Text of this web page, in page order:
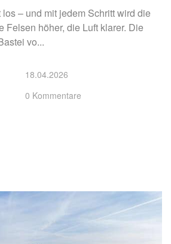
– und mit jedem Schritt wird die
Felsen höher, die Luft klarer. Die
vo...
18.04.2026
0 Kommentare